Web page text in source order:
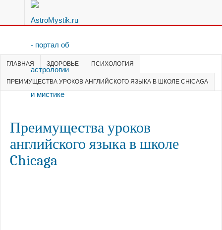
ГЛАВНАЯ ЗДОРОВЬЕ ПСИХОЛОГИЯ
ПРЕИМУЩЕСТВА УРОКОВ АНГЛИЙСКОГО ЯЗЫКА В ШКОЛЕ CHICAGA
Преимущества уроков
английского языка в школе
Chicaga